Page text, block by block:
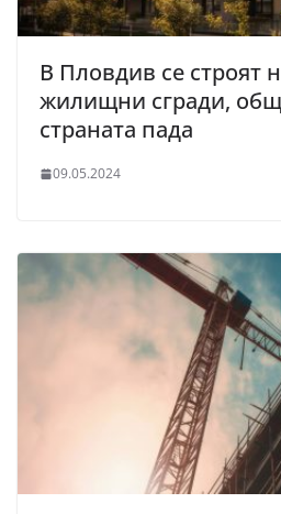
В Пловдив се строят
жилищни сгради,
страната пада
09.05.2024